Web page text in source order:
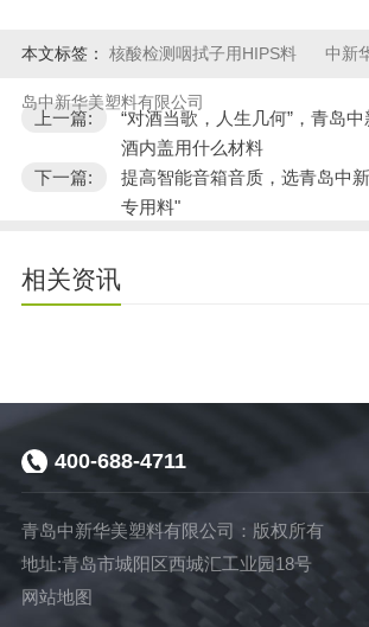
本文标签： 核酸检测咽拭子用HIPS料 中新
岛中新华美塑料有限公司
上一篇:
“对酒当歌，人生几何”，青岛
酒内盖用什么材料
下一篇:
提高智能音箱音质，选青岛中
专用料"
相关资讯
400-688-4711
青岛中新华美塑料有限公司：版权所有
地址:青岛市城阳区西城汇工业园18号
网站地图